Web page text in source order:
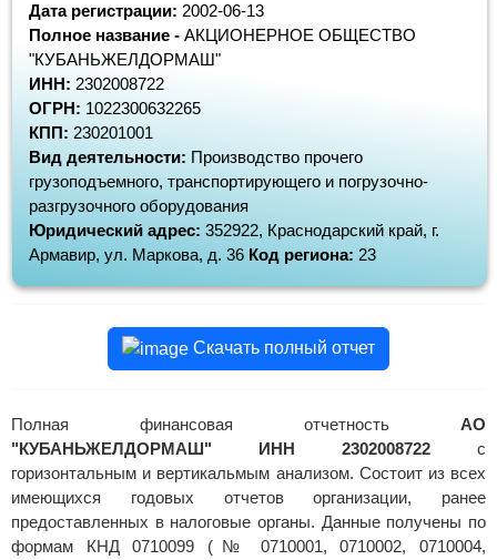
Дата регистрации: 2002-06-13
Полное название - АКЦИОНЕРНОЕ ОБЩЕСТВО
"КУБАНЬЖЕЛДОРМАШ"
ИНН: 2302008722
ОГРН: 1022300632265
КПП: 230201001
Вид деятельности: Производство прочего
грузоподъемного, транспортирующего и погрузочно-
разгрузочного оборудования
Юридический адрес: 352922, Краснодарский край, г.
Армавир, ул. Маркова, д. 36 Код региона: 23
Скачать полный отчет
Полная финансовая отчетность АО
"КУБАНЬЖЕЛДОРМАШ" ИНН 2302008722 с
горизонтальным и вертикальмым анализом. Состоит из всех
имеющихся годовых отчетов организации, ранее
предоставленных в налоговые органы. Данные получены по
формам КНД 0710099 (№ 0710001, 0710002, 0710004,